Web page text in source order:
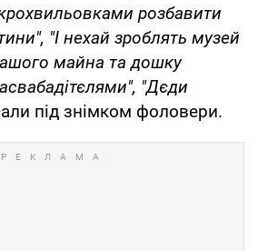
розбавити
"І нехай зроблять музей
майна та дошку
"Дєди
під знімком фоловери.